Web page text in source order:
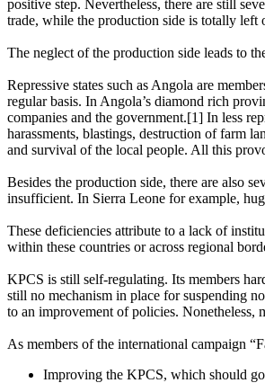
positive step. Nevertheless, there are still
trade, while the production side is totally left
The neglect of the production side leads to
Repressive states such as Angola are
regular basis. In Angola’s diamond rich
companies and the government.[1] In less
harassments, blastings, destruction of farm
and survival of the local people. All this
Besides the production side, there are also
insufficient. In Sierra Leone for example,
These deficiencies attribute to a lack of
within these countries or across regional
KPCS is still self-regulating. Its members
still no mechanism in place for suspending
to an improvement of policies. Nonetheless,
As members of the international campaign
Improving the KPCS, which should